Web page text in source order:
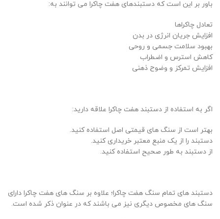
باور بر این است که دستبندهای هفت چاکرا می توانند به:
تعادل چاکراها
افزایش جریان انرژی در بدن
بهبود سلامت جسمی و روحی
کاهش استرس و اضطراب
افزایش تمرکز و وضوح ذهنی
اگر به استفاده از دستبند هفت چاکرا علاقه دارید:
بهتر است از سنگ های قیمتی اصل استفاده کنید.
دستبند را از یک منبع معتبر خریداری کنید.
از دستبند به طور صحیح استفاده کنید.
دستبند های تمام سنگ هفت چاکرا؛ علاوه بر سنگ های هفت چاکرا دارای
سنگ های مخصوص دیگری نیز می باشند که در عنوان ذکر شده است.